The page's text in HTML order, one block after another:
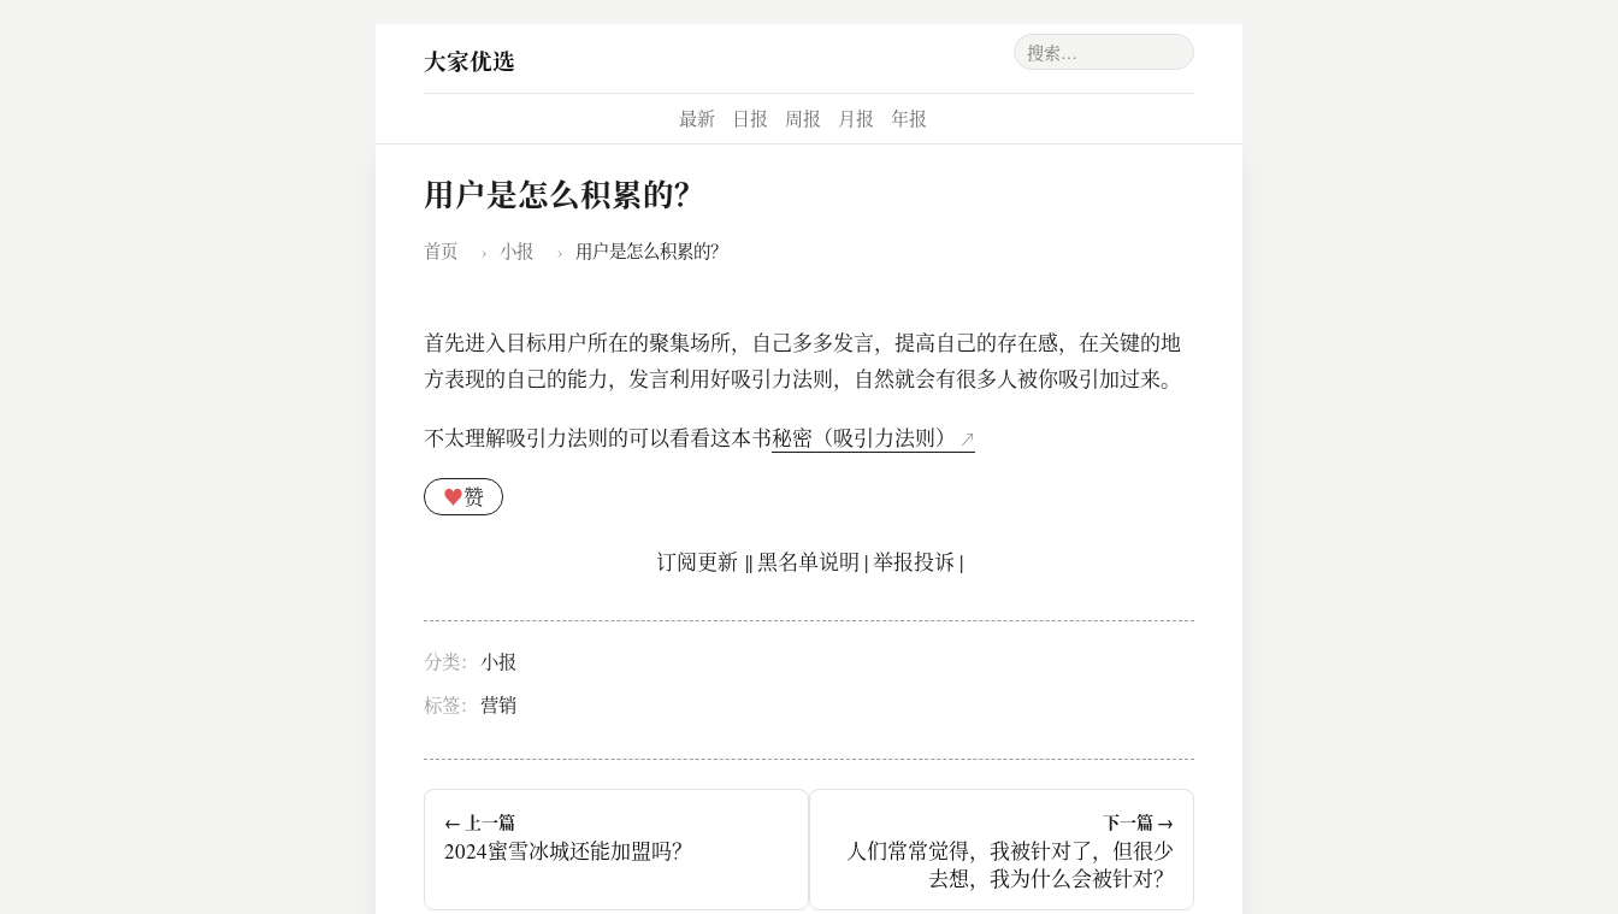
大家优选
最新 日报 周报 月报 年报
用户是怎么积累的？
首页 › 小报 › 用户是怎么积累的？
首先进入目标用户所在的聚集场所，自己多多发言，提高自己的存在感，在关键的地
方表现的自己的能力，发言利用好吸引力法则，自然就会有很多人被你吸引加过来。
不太理解吸引力法则的可以看看这本书秘密（吸引力法则）
♥赞
订阅更新||黑名单说明 |举报投诉 |
分类： 小报
标签： 营销
← 上一篇
2024蜜雪冰城还能加盟吗？
下一篇 →
人们常常觉得，我被针对了，但很少
去想，我为什么会被针对？